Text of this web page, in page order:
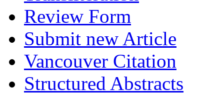
Review Form
Submit new Article
Vancouver Citation
Structured Abstracts